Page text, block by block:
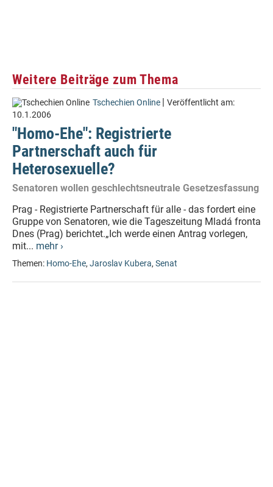
Weitere Beiträge zum Thema
Tschechien Online | Veröffentlicht am:
10.1.2006
"Homo-Ehe": Registrierte
Partnerschaft auch für
Heterosexuelle?
Senatoren wollen geschlechtsneutrale Gesetzesfassung
Prag - Registrierte Partnerschaft für alle - das fordert eine
Gruppe von Senatoren, wie die Tageszeitung Mladá fronta
Dnes (Prag) berichtet.„Ich werde einen Antrag vorlegen,
mit... mehr ›
Themen: Homo-Ehe, Jaroslav Kubera, Senat